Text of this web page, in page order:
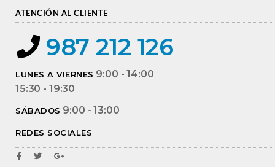
ATENCIÓN AL CLIENTE
987 212 126
LUNES A VIERNES 9:00 - 14:00
15:30 - 19:30
SÁBADOS 9:00 - 13:00
REDES SOCIALES